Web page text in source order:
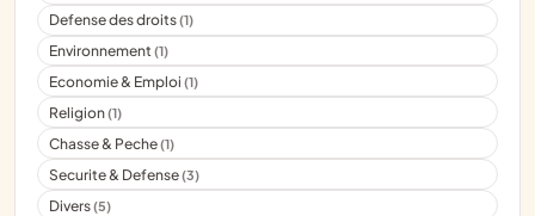
Defense des droits(1)
Environnement(1)
Economie & Emploi(1)
Religion(1)
Chasse & Peche(1)
Securite & Defense(3)
Divers(5)